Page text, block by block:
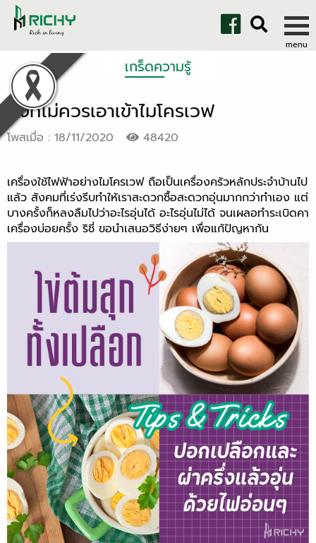
เกร็ดความรู้
สิ่งที่ไม่ควรเอาเข้าไมโครเวฟ
โพสเมื่อ : 18/11/2020 48420
เครื่องใช้ไฟฟ้าอย่างไมโครเวฟ ถือเป็นเครื่องครัวหลักประจำบ้านไป
แล้ว สังคมที่เร่งรีบทำให้เราสะดวกซื้อสะดวกอุ่นมากกว่าทำเอง แต่
บางครั้งก็หลงลืมไปว่าอะไรอุ่นได้ อะไรอุ่นไม่ได้ จนเผลอทำระเบิดคา
เครื่องบ่อยครั้ง ริชี่ ขอนำเสนอวิธีง่ายๆ เพื่อแก้ปัญหากัน